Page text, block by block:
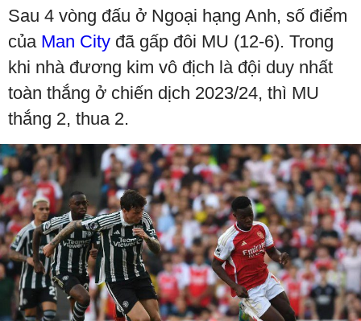
Sau 4 vòng đấu ở Ngoại hạng Anh, số điểm
của Man City đã gấp đôi MU (12-6). Trong
khi nhà đương kim vô địch là đội duy nhất
toàn thắng ở chiến dịch 2023/24, thì MU
thắng 2, thua 2.